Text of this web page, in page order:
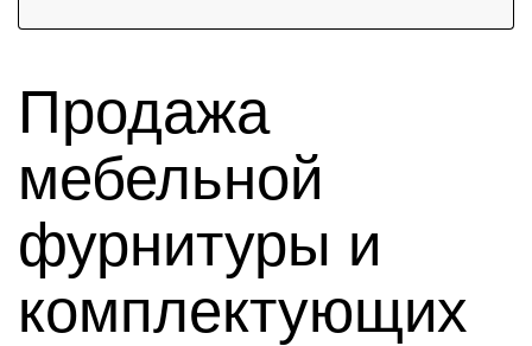
Продажа
мебельной
фурнитуры и
комплектующиx